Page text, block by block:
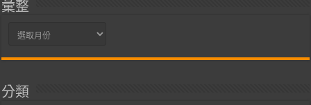
彙整
彙
分類